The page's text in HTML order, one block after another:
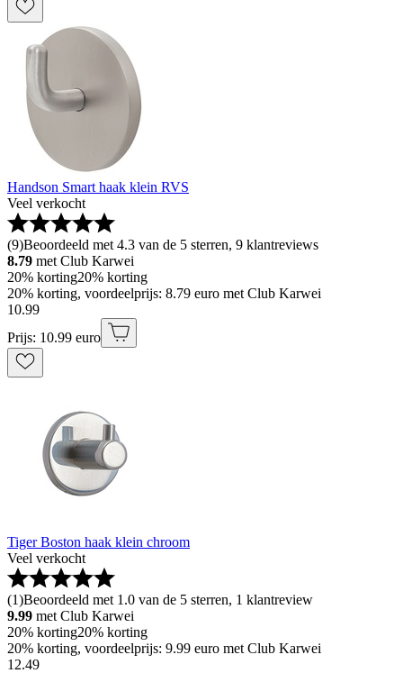
Handson Smart haak klein RVS
Veel verkocht
(9)Beoordeeld met 4.3 van de 5 sterren, 9 klantreviews
8.79 met Club Karwei
20% korting20% korting
20% korting, voordeelprijs: 8.79 euro met Club Karwei
10.99
Prijs: 10.99 euro
Tiger Boston haak klein chroom
Veel verkocht
(1)Beoordeeld met 1.0 van de 5 sterren, 1 klantreview
9.99 met Club Karwei
20% korting20% korting
20% korting, voordeelprijs: 9.99 euro met Club Karwei
12.49